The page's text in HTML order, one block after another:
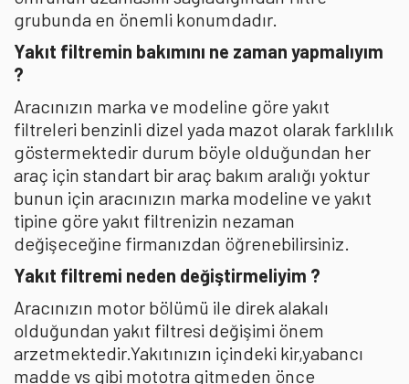
grubunda en önemli konumdadır.
Yakıt filtremin bakımını ne zaman yapmalıyım
?
Aracınızın marka ve modeline göre yakıt
filtreleri benzinli dizel yada mazot olarak farklılık
göstermektedir durum böyle olduğundan her
araç için standart bir araç bakım aralığı yoktur
bunun için aracınızın marka modeline ve yakıt
tipine göre yakıt filtrenizin nezaman
değişeceğine firmanızdan öğrenebilirsiniz.
Yakıt filtremi neden değiştirmeliyim ?
Aracınızın motor bölümü ile direk alakalı
olduğundan yakıt filtresi değişimi önem
arzetmektedir.Yakıtınızın içindeki kir,yabancı
madde vs gibi mototra gitmeden önce